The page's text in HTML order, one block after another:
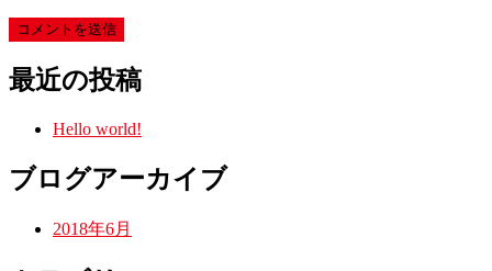
最近の投稿
Hello world!
ブログアーカイブ
2018年6月